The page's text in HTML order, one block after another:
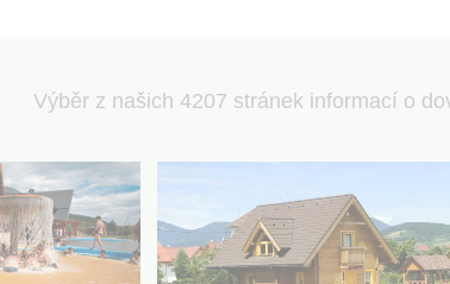
Výběr z našich 4207 stránek informací o